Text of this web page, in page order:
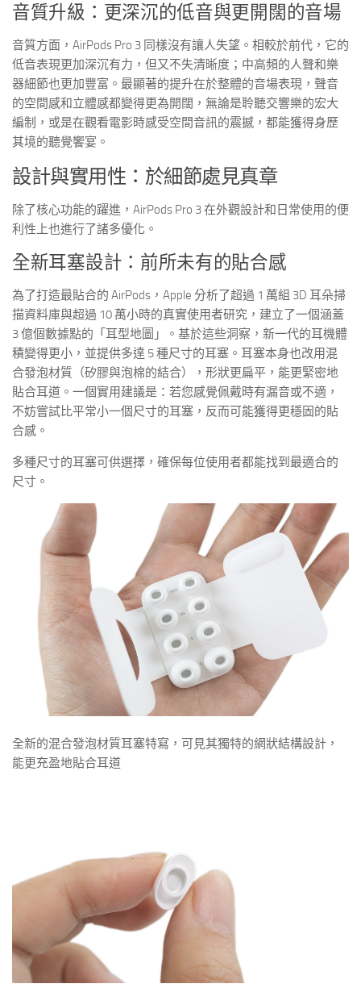
音質升級：更深沉的低音與更開闊的音場
音質方面，AirPods Pro 3 同樣沒有讓人失望。相較於前代，它的
低音表現更加深沉有力，但又不失清晰度；中高頻的人聲和樂
器細節也更加豐富。最顯著的提升在於整體的音場表現，聲音
的空間感和立體感都變得更為開闊，無論是聆聽交響樂的宏大
編制，或是在觀看電影時感受空間音訊的震撼，都能獲得身歷
其境的聽覺饗宴。
設計與實用性：於細節處見真章
除了核心功能的躍進，AirPods Pro 3 在外觀設計和日常使用的便
利性上也進行了諸多優化。
全新耳塞設計：前所未有的貼合感
為了打造最貼合的 AirPods，Apple 分析了超過 1 萬組 3D 耳朵掃
描資料庫與超過 10 萬小時的真實使用者研究，建立了一個涵蓋
3 億個數據點的「耳型地圖」。基於這些洞察，新一代的耳機體
積變得更小，並提供多達 5 種尺寸的耳塞。耳塞本身也改用混
合發泡材質（矽膠與泡棉的結合），形狀更扁平，能更緊密地
貼合耳道。一個實用建議是：若您感覺佩戴時有漏音或不適，
不妨嘗試比平常小一個尺寸的耳塞，反而可能獲得更穩固的貼
合感。
多種尺寸的耳塞可供選擇，確保每位使用者都能找到最適合的
尺寸。
全新的混合發泡材質耳塞特寫，可見其獨特的網狀結構設計，
能更充盈地貼合耳道